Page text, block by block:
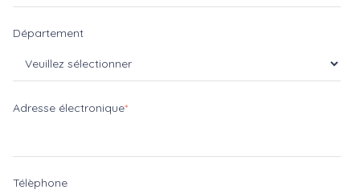
Département
Adresse électronique*
Télèphone